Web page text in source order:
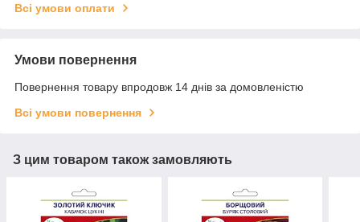
Всі умови оплати
Умови повернення
Повернення товару впродовж 14 днів за домовленістю
Всі умови повернення
З цим товаром також замовляють